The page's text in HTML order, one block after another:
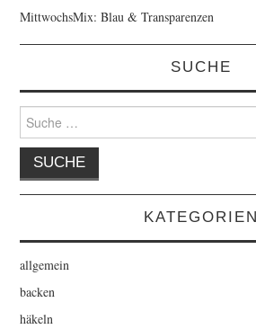
MittwochsMix: Blau & Transparenzen
SUCHE
Suche
nach:
KATEGORIEN
allgemein
backen
häkeln